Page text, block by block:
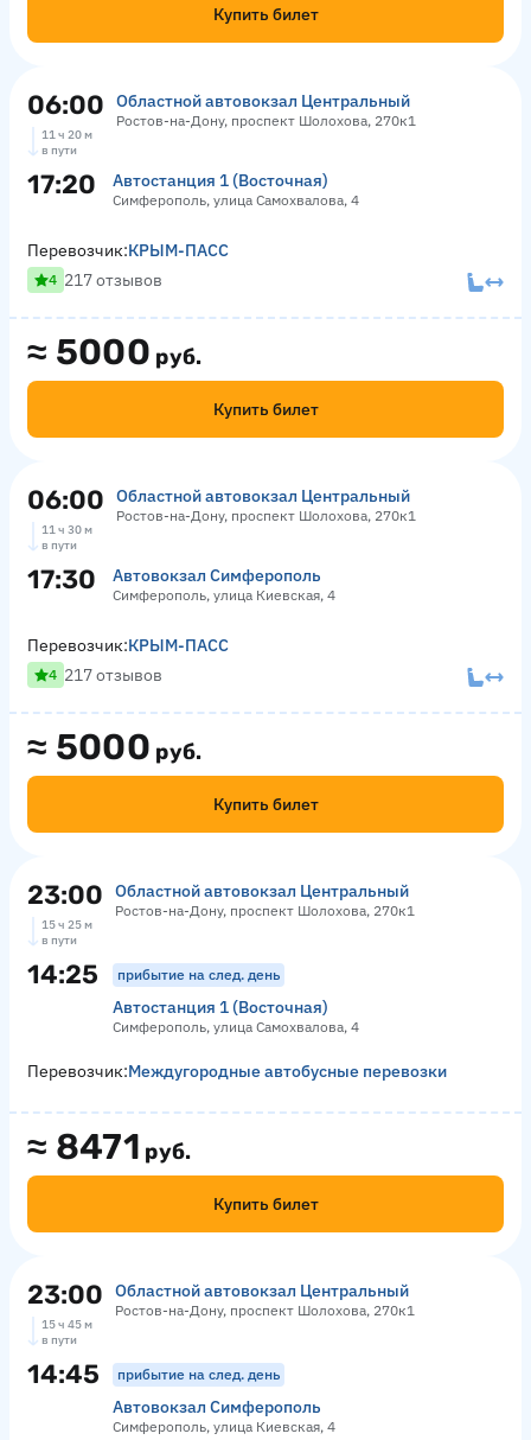
Купить билет
06:00 Областной автовокзал Центральный
Ростов-на-Дону, проспект Шолохова, 270к1
11 ч 20 м
в пути
17:20 Автостанция 1 (Восточная)
Симферополь, улица Самохвалова, 4
≈ 5000 руб.
Купить билет
Перевозчик:КРЫМ-ПАСС
4 217 отзывов
06:00 Областной автовокзал Центральный
Ростов-на-Дону, проспект Шолохова, 270к1
11 ч 30 м
в пути
17:30 Автовокзал Симферополь
Симферополь, улица Киевская, 4
≈ 5000 руб.
Купить билет
Перевозчик:КРЫМ-ПАСС
4 217 отзывов
23:00 Областной автовокзал Центральный
Ростов-на-Дону, проспект Шолохова, 270к1
15 ч 25 м
в пути
14:25 прибытие на след. день
Автостанция 1 (Восточная)
Симферополь, улица Самохвалова, 4
≈ 8471 руб.
Купить билет
Перевозчик:Междугородные автобусные перевозки
23:00 Областной автовокзал Центральный
Ростов-на-Дону, проспект Шолохова, 270к1
15 ч 45 м
в пути
14:45 прибытие на след. день
Автовокзал Симферополь
Симферополь, улица Киевская, 4